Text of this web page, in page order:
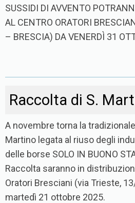
SUSSIDI DI AVVENTO
AL CENTRO ORATORI
– BRESCIA) DA VENERDÌ 31
Raccolta di S.
A novembre torna la
Martino legata al riuso degli
delle borse SOLO IN BUONO
Raccolta saranno in
Oratori Bresciani (via Trieste,
martedì 21 ottobre 2025.